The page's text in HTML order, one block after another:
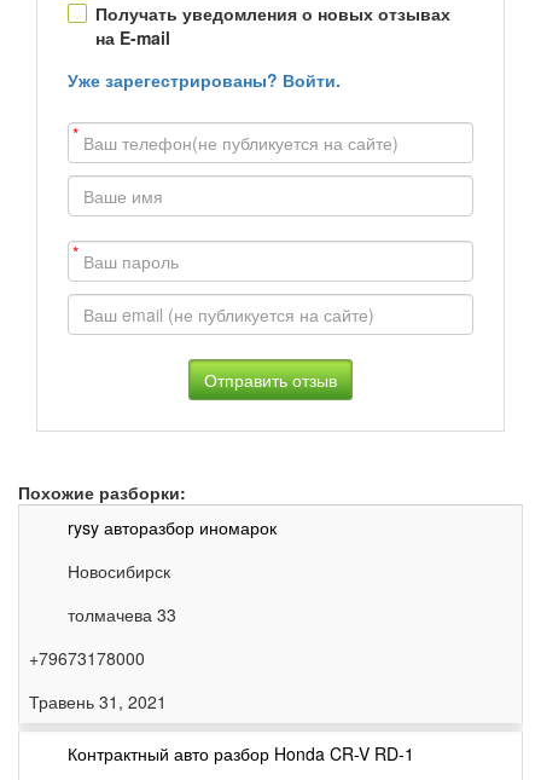
Получать уведомления о новых отзывах
на E-mail
Уже зарегестрированы? Войти.
*
*
Похожие разборки:
rysy авторазбор иномарок
Новосибирск
толмачева 33
+79673178000
Травень 31, 2021
Контрактный авто разбор Honda CR-V RD-1